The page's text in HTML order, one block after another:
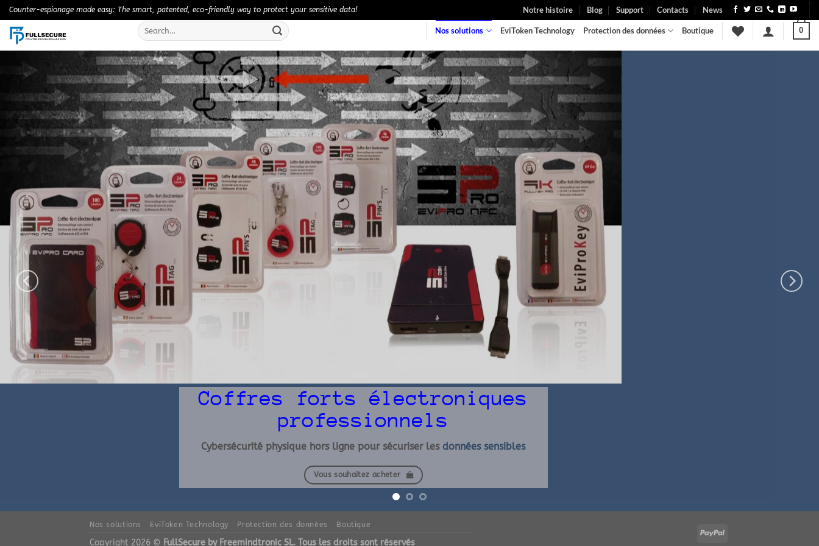
Skip
to
content
Counter-espionage made easy: The smart, patented, eco-friendly way to protect your sensitive data! Notre histoire Blog Support Contacts News
Search
for:
Nos solutions EviToken Technology Protection des données Boutique 0
Coffres forts électroniques
professionnels
Cybersécurité physique hors ligne pour sécuriser lesdonnées sensibles
Vous souhaitez acheter
Nos solutions EviToken Technology Protection des données Boutique
Copyright 2026 © FullSecure by Freemindtronic SL. Tous les droits sont réservés